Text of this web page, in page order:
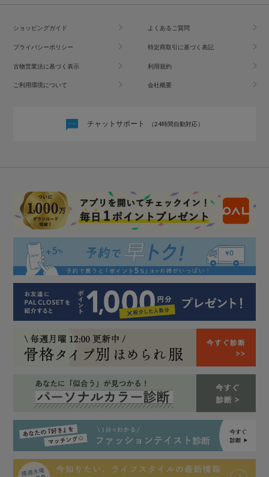
ショッピングガイド よくあるご質問
プライバシーポリシー 特定商取引に基づく表記
古物営業法に基づく表示 利用規約
ご利用環境について 会社概要
チャットサポート （24時間自動対応）